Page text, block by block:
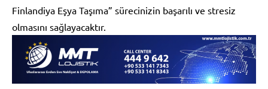
Finlandiya Eşya Taşıma” sürecinizin başarılı ve stresiz
olmasını sağlayacaktır.